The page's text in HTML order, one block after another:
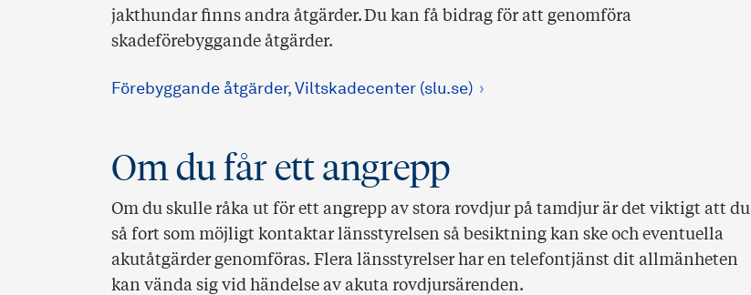
jakthundar finns andra åtgärder. Du kan få bidrag för att genomföra
skadeförebyggande åtgärder.
Förebyggande åtgärder, Viltskadecenter (slu.se)
Om du får ett angrepp
Om du skulle råka ut för ett angrepp av stora rovdjur på tamdjur är det viktigt att du
så fort som möjligt kontaktar länsstyrelsen så besiktning kan ske och eventuella
akutåtgärder genomföras. Flera länsstyrelser har en telefontjänst dit allmänheten
kan vända sig vid händelse av akuta rovdjursärenden.